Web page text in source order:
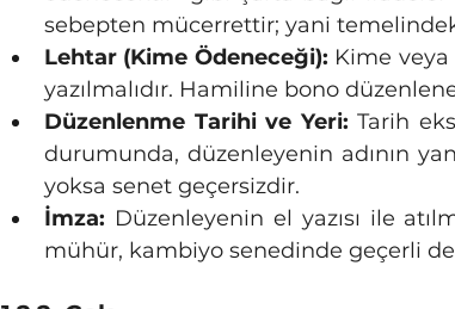
sebepten mücerrettir; yani
Lehtar (Kime Ödeneceği): Kime veya
yazılmalıdır. Hamiline bono
Düzenlenme Tarihi ve Yeri: Tarih
durumunda, düzenleyenin adının
yoksa senet geçersizdir.
İmza: Düzenleyenin el yazısı ile
mühür, kambiyo senedinde geçerli